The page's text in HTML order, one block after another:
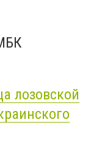
лозовской